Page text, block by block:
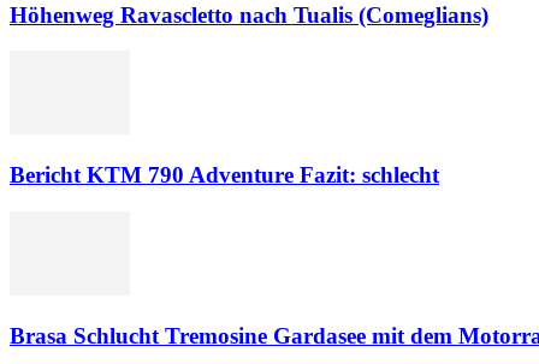
Höhenweg Ravascletto nach Tualis (Comeglians)
Bericht KTM 790 Adventure Fazit: schlecht
Brasa Schlucht Tremosine Gardasee mit dem